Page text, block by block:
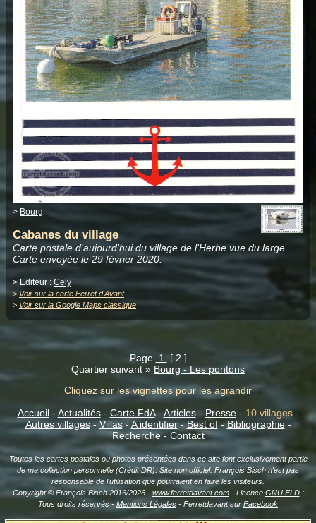
> Bourg
Cabanes du village
Carte postale d'aujourd'hui du village de l'Herbe vue du large.
Carte envoyée le 29 février 2020.
> Editeur : Cely
> Voir sur la carte Ferret d'Avant
> Voir sur la Google Maps classique
Page 1
[ 2 ]
Quartier suivant » Bourg - Les pontons
Cliquez sur les vignettes pour les agrandir
Accueil- Actualités- Carte FdA-Articles- Presse- 10 villages-
Autres villages-Villas- A identifier-Best of-Bibliographie-
Recherche- Contact
Toutes les cartes postales ou photos présentées dans ce site font exclusivement partie
de ma collection personnelle (Crédit DR). Site non officiel. François Bischn'est pas
responsable de l'utilisation que pourraient en faire les visiteurs.
Copyright © François Bisch 2016/2026 - www.ferretdavant.com- Licence GNU FLD:
Tous droits réservés -Mentions Légales - Ferretdavant sur Facebook